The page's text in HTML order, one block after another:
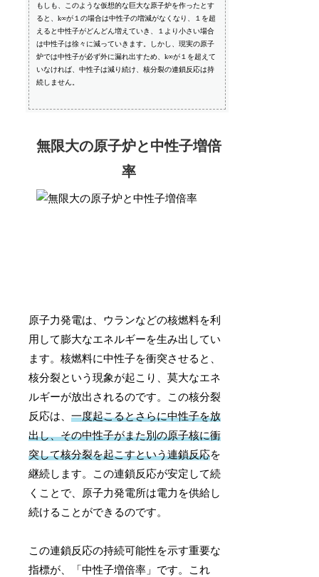
もしも、このような仮想的な巨大な原子炉を作ったとす
ると、k∞が１の場合は中性子の増減がなくなり、１を超
えると中性子がどんどん増えていき、１より小さい場合
は中性子は徐々に減っていきます。しかし、現実の原子
炉では中性子が必ず外に漏れ出すため、k∞が１を超えて
いなければ、中性子は減り続け、核分裂の連鎖反応は持
続しません。
無限大の原子炉と中性子増倍
率
原子力発電は、ウランなどの核燃料を利
用して膨大なエネルギーを生み出してい
ます。核燃料に中性子を衝突させると、
核分裂という現象が起こり、莫大なエネ
ルギーが放出されるのです。この核分裂
反応は、一度起こるとさらに中性子を放
出し、その中性子がまた別の原子核に衝
突して核分裂を起こすという連鎖反応を
継続します。この連鎖反応が安定して続
くことで、原子力発電所は電力を供給し
続けることができるのです。
この連鎖反応の持続可能性を示す重要な
指標が、「中性子増倍率」です。これ